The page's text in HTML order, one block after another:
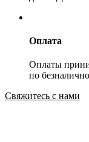
Оплата
Оплаты
по
Свяжитесь с нами